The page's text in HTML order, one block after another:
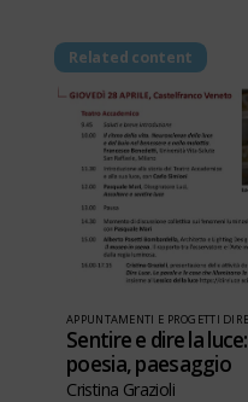
Related content
APPUNTAMENTI E PROGETTI
Sentire e dire la
poesia, paesaggio
Cristina Grazioli